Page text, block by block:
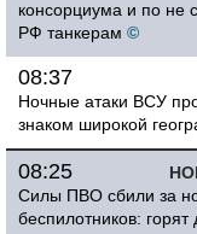
консорциума и по не
РФ танкерам ©
08:37
Ночные атаки ВСУ
знаком широкой
08:25
Силы ПВО сбили за
беспилотников: